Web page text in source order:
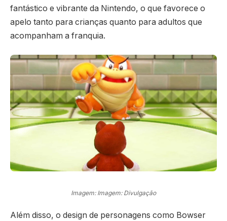
fantástico e vibrante da Nintendo, o que favorece o
apelo tanto para crianças quanto para adultos que
acompanham a franquia.
Imagem: Imagem: Divulgação
Além disso, o design de personagens como Bowser